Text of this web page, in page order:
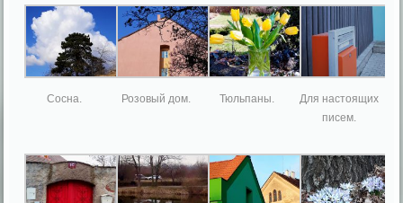
Сосна. Розовый дом. Тюльпаны.
Для настоящих
писем.